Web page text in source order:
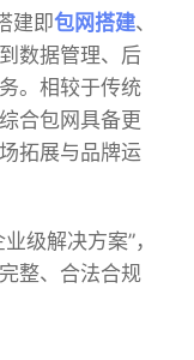
建即包网搭建、
数据管理、后
。相较于传统
合包网具备更
拓展与品牌运
级解决方案”，
整、合法合规